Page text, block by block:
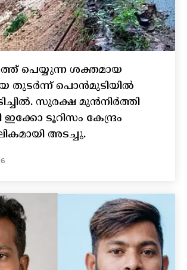
പെയ്യുന്ന ശക്തമായ
തുടർന്ന് പൊൻമുടിയില്‍
സുരക്ഷ മുൻനിർത്തി
ടൂറിസം കേന്ദ്രം
അടച്ചു.